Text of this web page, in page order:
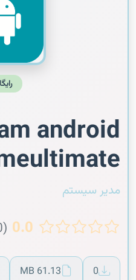
android
مدیر سیستم
0.0 (0 نظر)
0
61.13 MB